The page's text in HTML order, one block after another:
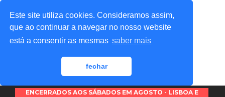
Este site utiliza cookies. Consideramos assim,
que ao continuar a navegar no nosso website
está a consentir as mesmas saber mais
fechar
ENCERRADOS AOS SÁBADOS EM AGOSTO - LISBOA E